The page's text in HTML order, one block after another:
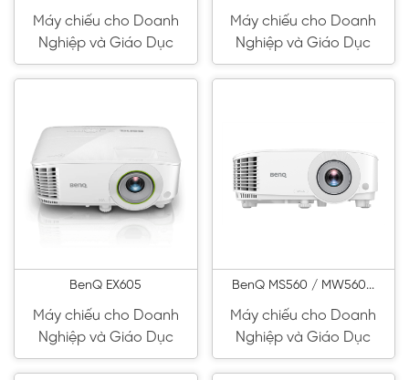
Máy chiếu cho Doanh
Nghiệp và Giáo Dục
Máy chiếu cho Doanh
Nghiệp và Giáo Dục
BenQ EX605
Máy chiếu cho Doanh
Nghiệp và Giáo Dục
BenQ MS560 / MW560...
Máy chiếu cho Doanh
Nghiệp và Giáo Dục